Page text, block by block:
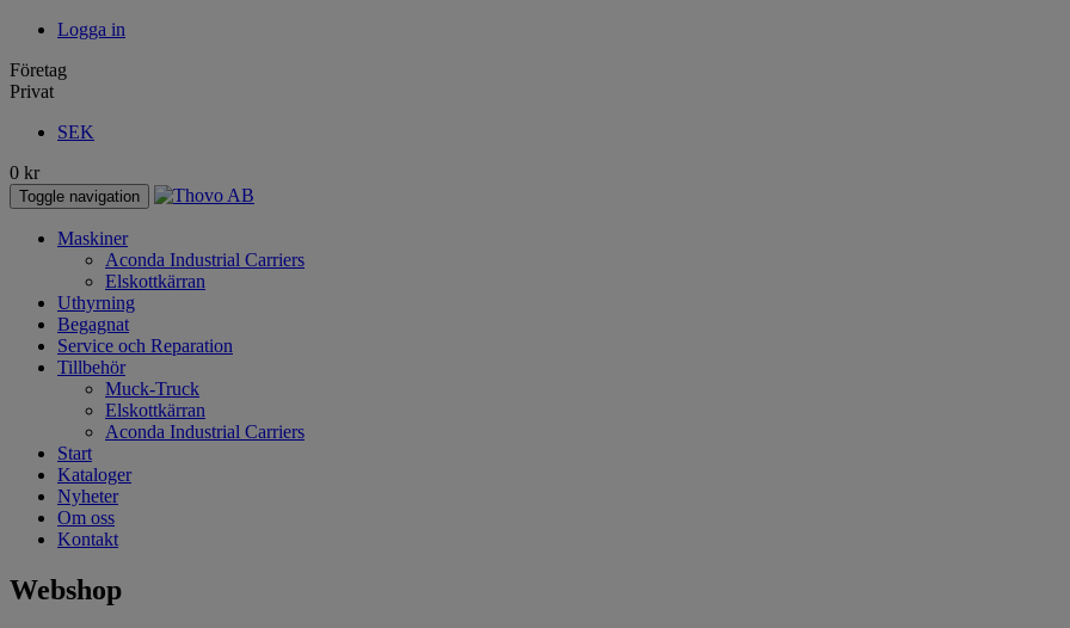
Logga in
Företag
Privat
SEK
0 kr
Toggle navigation
Maskiner
Aconda Industrial Carriers
Elskottkärran
Uthyrning
Begagnat
Service och Reparation
Tillbehör
Muck-Truck
Elskottkärran
Aconda Industrial Carriers
Start
Kataloger
Nyheter
Om oss
Kontakt
Webshop